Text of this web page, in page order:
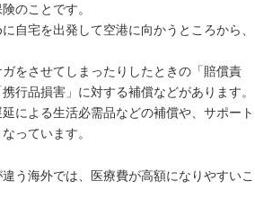
のことです。
自宅を出発して空港に向かうところから、
をさせてしまったりしたときの「賠償責
行品損害」に対する補償などがあります。
による生活必需品などの補償や、サポート
っています。
う海外では、医療費が高額になりやすいこ